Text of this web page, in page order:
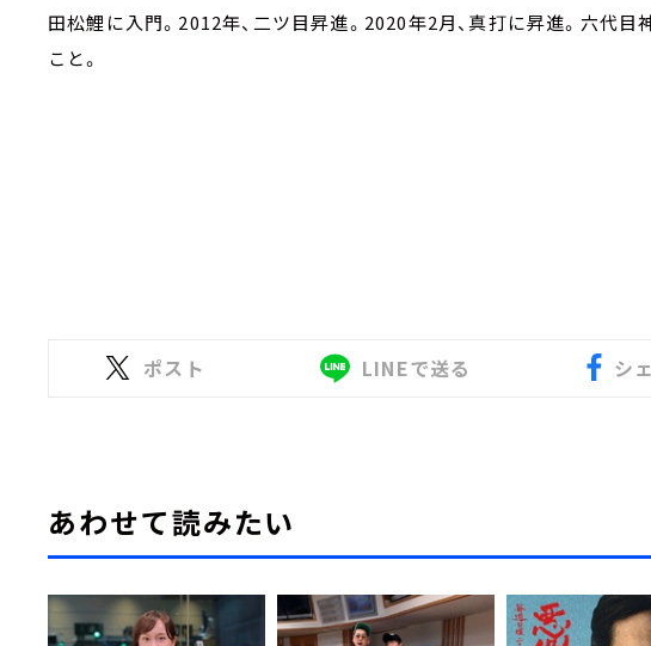
田松鯉に入門。2012年、二ツ目昇進。2020年2月、真打に昇進。六代
こと。
ポスト LINEで送る シ
あわせて読みたい